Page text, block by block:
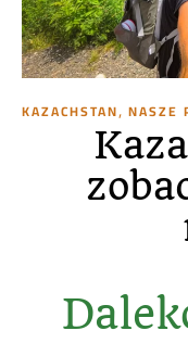
KAZACHSTAN, NASZE